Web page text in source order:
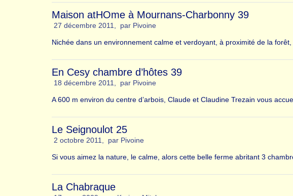
Maison atHOme à Mournans-Charbonny 39
27 décembre 2011, par Pivoine
Nichée dans un environnement calme et verdoyant, à proximité de la
En Cesy chambre d’hôtes 39
18 décembre 2011, par Pivoine
A 600 m environ du centre d’arbois, Claude et Claudine Trezain vous
Le Seignoulot 25
2 octobre 2011, par Pivoine
Si vous aimez la nature, le calme, alors cette belle ferme abritant 3
La Chabraque